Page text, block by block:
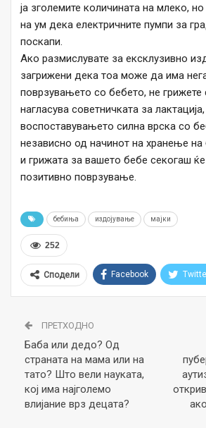
ја зголемите количината на млеко,
на ум дека електричните пумпи за
поскапи.
Ако размислувате за ексклузивно
загрижени дека тоа може да има
поврзувањето со бебето, не
нагласува советничката за лактација,
воспоставувањето силна врска со
независно од начинот на хранење
и грижата за вашето бебе секогаш
позитивно поврзување.
бебиња издојување мајки
252
Сподели Facebook
ПРЕТХОДНО
Баба или дедо? Од
страната на мама или на
тато? Што вели науката,
кој има најголемо
влијание врз децата?